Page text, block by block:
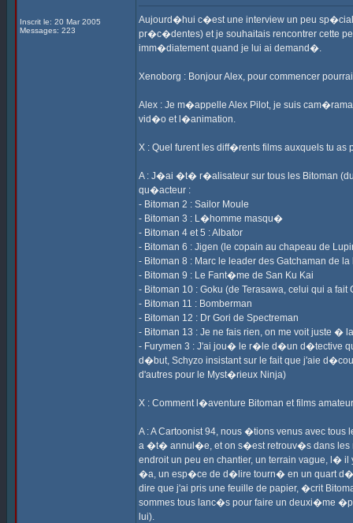
Inscrit le: 20 Mar 2005
Messages: 223
Aujourd�hui c�est une interview un peu
pr�c�dentes) et je souhaitais rencontrer cette
imm�diatement quand je lui ai demand�.
Xenoborg : Bonjour Alex, pour commencer
Alex : Je m�appelle Alex Pilot, je suis
vid�o et l�animation.
X : Quel furent les diff�rents films auxquels tu
A : J�ai �t� r�alisateur sur tous les Bitoman
qu�acteur :
- Bitoman 2 : Sailor Moule
- Bitoman 3 : L�homme masqu�
- Bitoman 4 et 5 : Albator
- Bitoman 6 : Jigen (le copain au chapeau de
- Bitoman 8 : Marc le leader des Gatchaman de
- Bitoman 9 : Le Fant�me de San Ku Kai
- Bitoman 10 : Goku (de Terasawa, celui qui a fait
- Bitoman 11 : Bomberman
- Bitoman 12 : Dr Gori de Spectreman
- Bitoman 13 : Je ne fais rien, on me voit juste
- Furymen 3 : J'ai jou� le r�le d�un d�tective
d�but, Schyzo insistant sur le fait que j'aie
d'autres pour le Myst�rieux Ninja)
X : Comment l�aventure Bitoman et films
A : A Cartoonist 94, nous �tions venus avec tous
a �t� annul�e, et on s�est retrouv�s dans les
endroit un peu en chantier, un terrain vague, l�
�a, un esp�ce de d�lire tourn� en un quart
dire que j'ai pris une feuille de papier, �crit
sommes tous lanc�s pour faire un deuxi�me
lui).